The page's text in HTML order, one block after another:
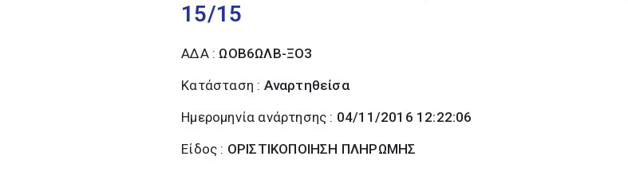
15/15
ΑΔΑ : ΩΟΒ6ΩΛΒ-ΞΟ3
Κατάσταση : Αναρτηθείσα
Ημερομηνία ανάρτησης : 04/11/2016 12:22:06
Είδος : ΟΡΙΣΤΙΚΟΠΟΙΗΣΗ ΠΛΗΡΩΜΗΣ